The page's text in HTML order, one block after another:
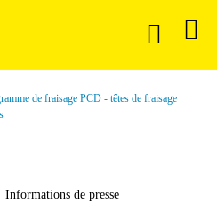
de fraisage PCD - têtes de fraisage
Informations de presse